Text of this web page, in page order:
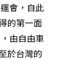
會，自此
的第一面
由自由車
於台灣的